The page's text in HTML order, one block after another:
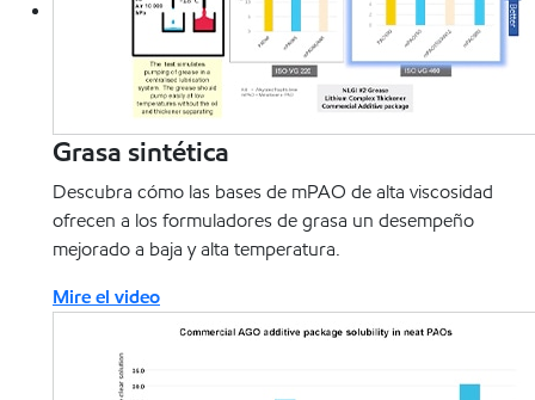
Grasa sintética
Descubra cómo las bases de mPAO de alta viscosidad
ofrecen a los formuladores de grasa un desempeño
mejorado a baja y alta temperatura.
Mire el video